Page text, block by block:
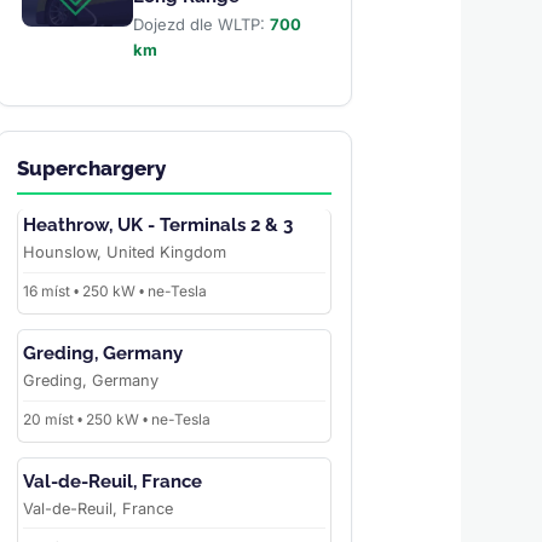
Dojezd dle WLTP: 700
km
Superchargery
Heathrow, UK - Terminals 2 & 3
Hounslow, United Kingdom
16 míst • 250 kW • ne-Tesla
Greding, Germany
Greding, Germany
20 míst • 250 kW • ne-Tesla
Val-de-Reuil, France
Val-de-Reuil, France